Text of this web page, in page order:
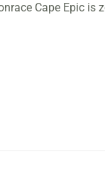
Cape Epic is